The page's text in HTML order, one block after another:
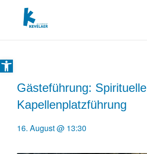
Open toolbar
Gästeführung: Spirituelle
Kapellenplatzführung
16. August @ 13:30